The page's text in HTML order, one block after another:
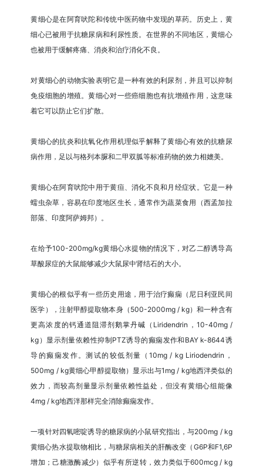
黄细心是在阿育吠陀和传统中医药物中发现的草药。历史上，黄
细心已被用于抗糖尿病和利尿性质。在世界的不同地区，黄细心
也被用于缓解疼痛、消炎和治疗消化不良。
对黄细心的动物实验表明它是一种有效的利尿剂，并且可以抑制
免疫细胞的增殖。黄细心对一些癌细胞也有抗增殖作用，这意味
着它可以防止它们扩散。
黄细心的抗炎和抗氧化作用机理似乎解释了黄细心有效的抗糖尿
病作用，足以与格列本脲和二甲双胍等标准药物的效力相媲美。
黄细心在阿育吠陀中用于黄疸、消化不良和月经症状。它是一种
蠕虫杂草，容易在印度地区生长，通常作为蔬菜食用（西孟加拉
部落、印度阿萨姆邦）。
在给予100-200mg/kg黄细心水提物的情况下，对乙二醇诱导高
草酸尿症的大鼠能够减少大鼠尿中肾结石的大小。
黄细心的根似乎有一些历史用途，用于治疗癫痫（尼日利亚民间
医学），注射甲醇提取物本身（500-2000mg / kg）和一种含有
更高浓度的钙通道阻滞剂鹅掌丹碱（Liridendrin，10-40mg /
kg）显示剂量依赖性抑制PTZ诱导的癫痫发作和BAY k-8644诱
导的癫痫发作。测试的较低剂量（10mg / kg Liriodendrin，
500mg / kg黄细心甲醇提取物）显示出与1mg / kg地西泮类似的
效力，而较高剂量显示剂量依赖性益处，但没有黄细心组能像
4mg / kg地西泮那样完全消除癫痫发作。
一项针对四氧嘧啶诱导的糖尿病的小鼠研究指出，与200mg / kg
黄细心热水提取物相比，与糖尿病相关的肝酶改变（G6P和F1,6P
增加；己糖激酶减少）似乎有所逆转，效力类似于600mcg / kg